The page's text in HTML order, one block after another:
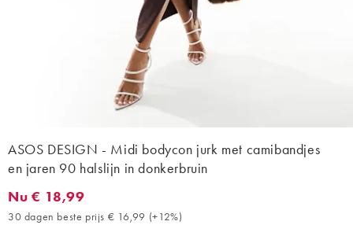
ASOS DESIGN - Midi bodycon jurk met camibandjes
en jaren 90 halslijn in donkerbruin
Nu € 18,99. 30 dagen beste prijs € 16,99 (+12%). Was € 37,99.
Nu € 18,99
30 dagen beste prijs € 16,99 (+12%)